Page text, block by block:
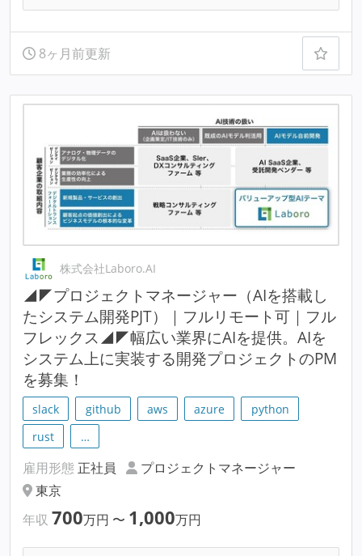
8ヶ月前更新
株式会社Laboro.AI
◢◤プロジェクトマネージャー（AIを搭載し
たシステム開発PJT）｜フルリモート可｜フル
フレックス◢◤幅広い業界にAIを提供。AIを
システム上に実装する開発プロジェクトのPM
を募集！
slack github aws azure
python
rust
…
雇用形態 正社員
プロジェクトマネージャー
東京
年収 700万円 〜 1,000万円